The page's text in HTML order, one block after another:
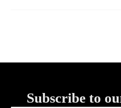
Subscribe to